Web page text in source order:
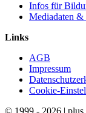
Infos für
Mediadaten &
Links
AGB
Impressum
Cookie-